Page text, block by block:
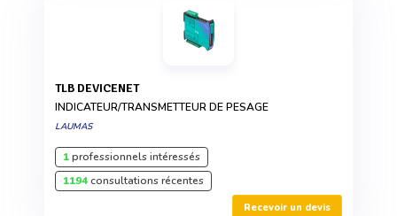
TLB DEVICENET
INDICATEUR/TRANSMETTEUR DE PESAGE
LAUMAS
1professionnels intéressés
1194consultations récentes
Recevoir un devis